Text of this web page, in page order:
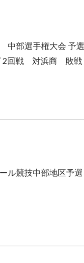
部選手権大会 予
2回戦 対浜商 敗戦
ル競技中部地区予